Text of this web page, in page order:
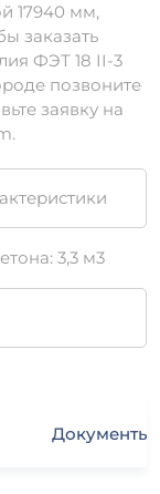
17940 мм,
заказать
ФЭТ 18 II-3
позвоните
заявку на
3,3 м3
Документы